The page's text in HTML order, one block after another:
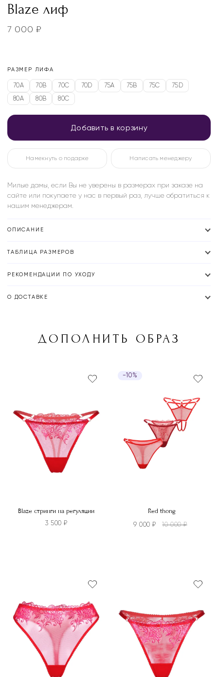
Blaze лиф
7 000₽
РАЗМЕР ЛИФА
70A 70B 70C 70D 75A 75B 75C
75D
80A
80B 80C
Добавить в корзину
Намекнуть о подарке Написать менеджеру
Милые дамы, если Вы не уверены в размерах при заказе на
сайте или покупаете у нас в первый раз, лучше обратиться к
нашим менеджерам.
ОПИСАНИЕ
ТАБЛИЦА РАЗМЕРОВ
РЕКОМЕНДАЦИИ ПО УХОДУ
О ДОСТАВКЕ
ДОПОЛНИТЬ ОБРАЗ
Blaze стринги на регуляции
3 500₽
Опции
можно
выбрать
странице
−10%
Red thong
9 000₽ 10 000₽
можно
выбрать
странице